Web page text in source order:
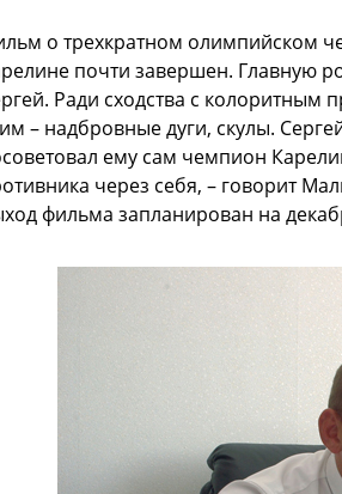
о трехкратном олимпийском
почти завершен. Главную
Ради сходства с колоритным
– надбровные дуги, скулы.
ему сам чемпион
через себя, – говорит
фильма запланирован на